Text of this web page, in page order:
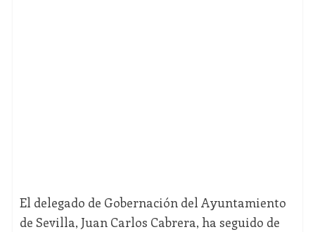
El delegado de Gobernación del Ayuntamiento
de Sevilla, Juan Carlos Cabrera, ha seguido de